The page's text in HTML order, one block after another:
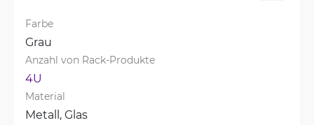
Farbe
Grau
Anzahl von Rack-Produkte
4U
Material
Metall, Glas